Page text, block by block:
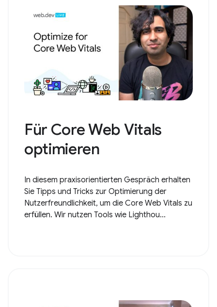
Für Core Web Vitals
optimieren
In diesem praxisorientierten Gespräch erhalten
Sie Tipps und Tricks zur Optimierung der
Nutzerfreundlichkeit, um die Core Web Vitals zu
erfüllen. Wir nutzen Tools wie Lighthou...